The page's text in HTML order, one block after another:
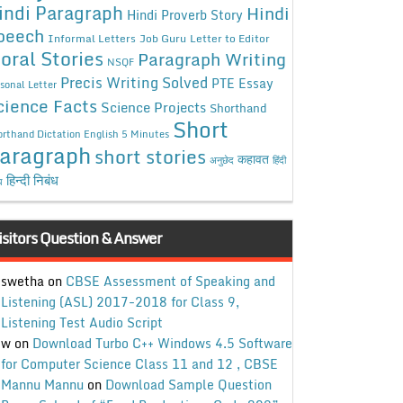
Paragraph Hindi Proverb Story Hindi
Informal Letters Job Guru Letter to Editor
Stories NSQF Paragraph Writing
Letter Precis Writing Solved PTE Essay
Facts Science Projects Shorthand
Dictation English 5 Minutes Short
short stories अनुछेद कहावत हिंदी
हिन्दी निबंध
Question & Answer
swethaon CBSE Assessment of Speaking and
Listening (ASL) 2017-2018 for Class 9,
Listening Test Audio Script
won Download Turbo C++ Windows 4.5 Software
for Computer Science Class 11 and 12 , CBSE
Mannu Mannu on Download Sample Question